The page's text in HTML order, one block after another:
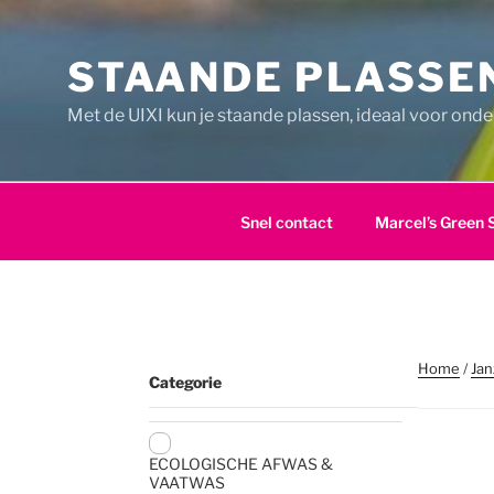
STAANDE
Met de UIXI kun je staande plassen, ideaal voor
Snel contact Marcel’s Green
Home /
Categorie
ECOLOGISCHE AFWAS &
VAATWAS